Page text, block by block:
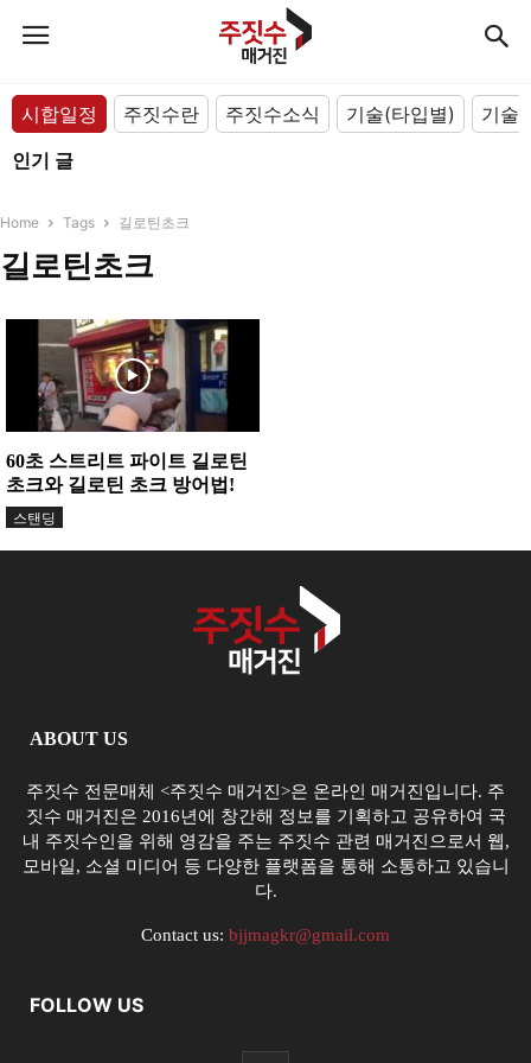
시합일정 주짓수란 주짓수소식 기술(타입별)
기술
인기 글
Home Tags 길로틴초크
길로틴초크
60초 스트리트 파이트 길로틴
초크와 길로틴 초크 방어법!
스탠딩
ABOUT US
주짓수 전문매체 <주짓수 매거진>은 온라인 매거진입니다. 주
짓수 매거진은 2016년에 창간해 정보를 기획하고 공유하여 국
내 주짓수인을 위해 영감을 주는 주짓수 관련 매거진으로서 웹,
모바일, 소셜 미디어 등 다양한 플랫폼을 통해 소통하고 있습니
다.
Contact us: bjjmagkr@gmail.com
FOLLOW US